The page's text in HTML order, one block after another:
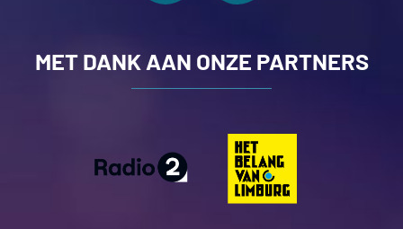
MET DANK AAN ONZE PARTNERS